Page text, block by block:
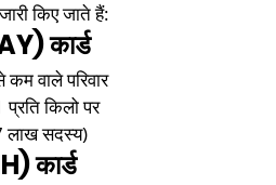
किए जाते हैं:
कार्ड
वाले परिवार​
किलो पर
सदस्य)​
कार्ड